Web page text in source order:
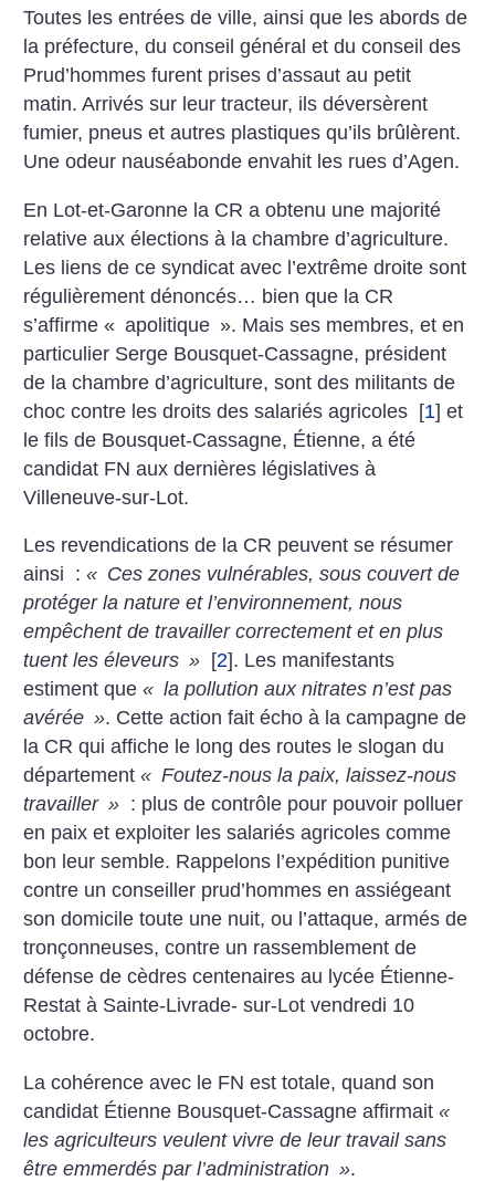
Toutes les entrées de ville, ainsi que les abords de
la préfecture, du conseil général et du conseil des
Prud’hommes furent prises d’assaut au petit
matin. Arrivés sur leur tracteur, ils déversèrent
fumier, pneus et autres plastiques qu’ils brûlèrent.
Une odeur nauséabonde envahit les rues d’Agen.
En Lot-et-Garonne la CR a obtenu une majorité
relative aux élections à la chambre d’agriculture.
Les liens de ce syndicat avec l’extrême droite sont
régulièrement dénoncés… bien que la CR
s’affirme « apolitique ». Mais ses membres, et en
particulier Serge Bousquet-Cassagne, président
de la chambre d’agriculture, sont des militants de
choc contre les droits des salariés agricoles [1] et
le fils de Bousquet-Cassagne, Étienne, a été
candidat FN aux dernières législatives à
Villeneuve-sur-Lot.
Les revendications de la CR peuvent se résumer
ainsi :« Ces zones vulnérables, sous couvert de
protéger la nature et l’environnement, nous
empêchent de travailler correctement et en plus
tuent les éleveurs » [2]. Les manifestants
estiment que« la pollution aux nitrates n’est pas
avérée ». Cette action fait écho à la campagne de
la CR qui affiche le long des routes le slogan du
département« Foutez-nous la paix, laissez-nous
travailler » : plus de contrôle pour pouvoir polluer
en paix et exploiter les salariés agricoles comme
bon leur semble. Rappelons l’expédition punitive
contre un conseiller prud’hommes en assiégeant
son domicile toute une nuit, ou l’attaque, armés de
tronçonneuses, contre un rassemblement de
défense decèdres centenaires au lycée Étienne-
Restat à Sainte-Livrade- sur-Lot vendredi 10
octobre.
La cohérence avec le FN est totale, quand son
candidat Étienne Bousquet-Cassagne affirmait«
les agriculteurs veulent vivre de leur travail sans
être emmerdés par l’administration ».